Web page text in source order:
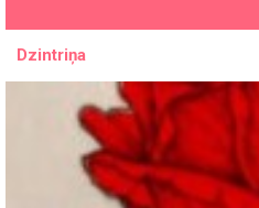
Dzintriņa